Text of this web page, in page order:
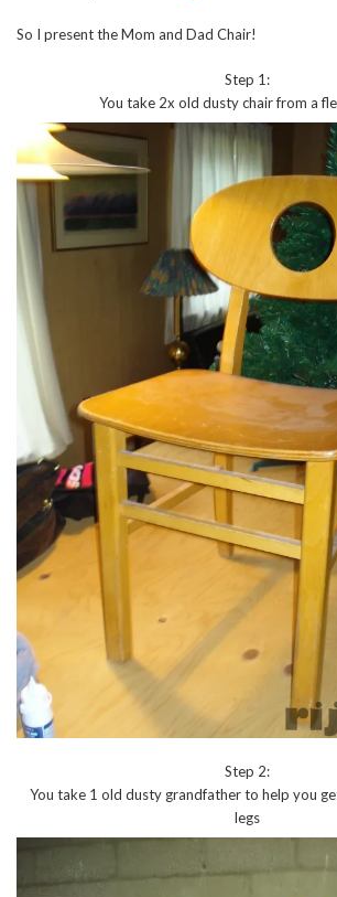
So I present the Mom and Dad Chair!
Step 1:
You take 2x old dusty chair from a
Step 2:
You take 1 old dusty grandfather to help you
legs